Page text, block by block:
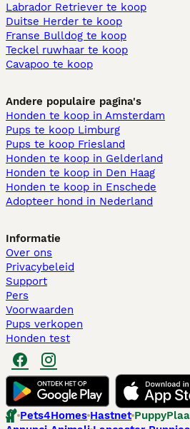
Labrador Retriever te koop
Duitse Herder te koop
Franse Bulldog te koop
Teckel ruwhaar te koop
Cavapoo te koop
Andere populaire pagina's
Honden te koop in Amsterdam
Pups te koop Limburg​
Pups te koop Friesland​
Honden te koop in Gelderland
Honden te koop in Den Haag
Honden te koop in Enschede
Adopteer hond in Nederland
Informatie
Over ons
Privacybeleid
Support
Pers
Voorwaarden
Pups verkopen
Honden test
Pets4Homes Hastnet